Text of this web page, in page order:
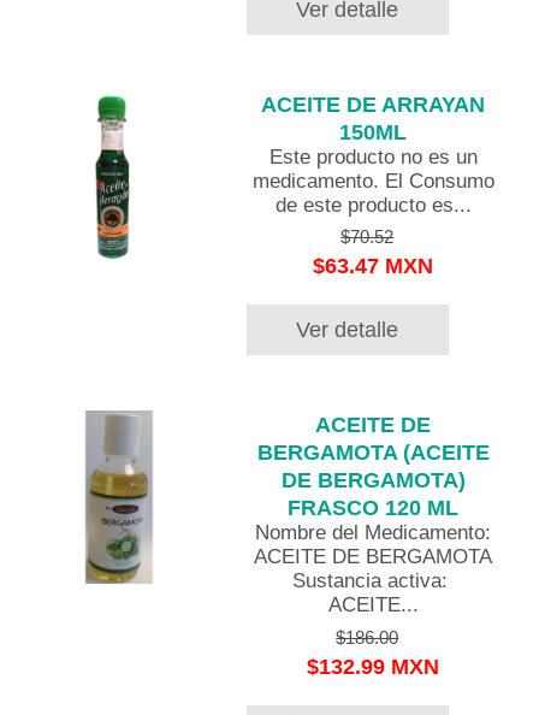
Ver detalle
ACEITE DE ARRAYAN
150ML
Este producto no es un
medicamento. El Consumo
de este producto es...
$70.52
$63.47 MXN
Ver detalle
ACEITE DE
BERGAMOTA (ACEITE
DE BERGAMOTA)
FRASCO 120 ML
Nombre del Medicamento:
ACEITE DE BERGAMOTA
Sustancia activa:
ACEITE...
$186.00
$132.99 MXN